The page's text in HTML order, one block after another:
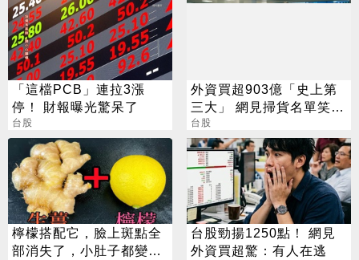
「這檔PCB」連拉3漲
停！ 財報曝光驚呆了
台股
外資買超903億「史上第
三大」 網見掃貨名單笑：
不懂在幹嘛
台股
檸檬搭配它，臉上斑點全
部消失了，小肚子都變平
台股勁揚1250點！ 網見
外資買超驚：有人在逃